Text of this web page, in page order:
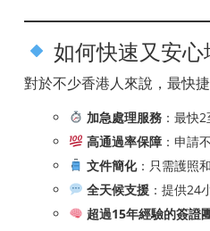
如何快速又安心
對於不少香港人來說，最快
加急處理服務：最快2
高通過率保障：申請
文件簡化：只需護照
全天候支援：提供24
超過15年經驗的簽證